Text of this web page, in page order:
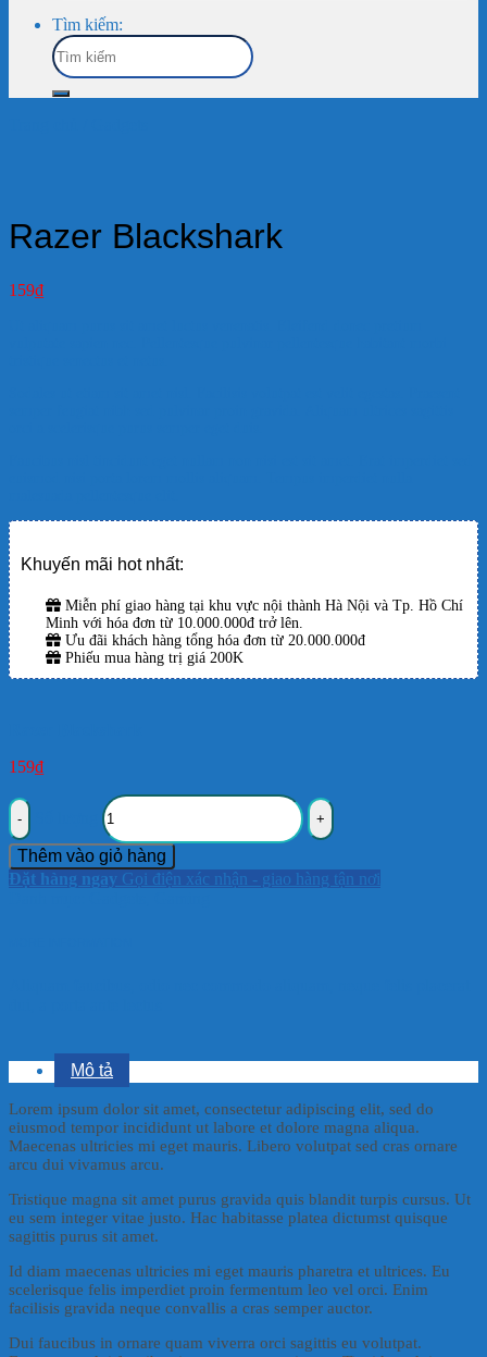
Tìm kiếm:
Razer Blackshark
159₫
Khuyến mãi hot nhất:
Miễn phí giao hàng tại khu vực nội thành Hà Nội và Tp. Hồ Chí
Minh với hóa đơn từ 10.000.000đ trở lên.
Ưu đãi khách hàng tổng hóa đơn từ 20.000.000đ
Phiếu mua hàng trị giá 200K
159₫
Thêm vào giỏ hàng
Đặt hàng ngay Gọi điện xác nhận - giao hàng tận nơi
Mô tả
Lorem ipsum dolor sit amet, consectetur adipiscing elit, sed do
eiusmod tempor incididunt ut labore et dolore magna aliqua.
Maecenas ultricies mi eget mauris. Libero volutpat sed cras ornare
arcu dui vivamus arcu.
Tristique magna sit amet purus gravida quis blandit turpis cursus. Ut
eu sem integer vitae justo. Hac habitasse platea dictumst quisque
sagittis purus sit amet.
Id diam maecenas ultricies mi eget mauris pharetra et ultrices. Eu
scelerisque felis imperdiet proin fermentum leo vel orci. Enim
facilisis gravida neque convallis a cras semper auctor.
Dui faucibus in ornare quam viverra orci sagittis eu volutpat.